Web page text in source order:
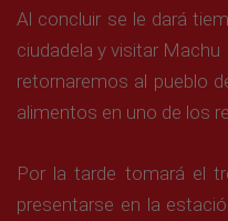
Al concluir se le dará
ciudadela y visitar
retornaremos al pueblo
alimentos en uno de los
Por la tarde tomará el
presentarse en la